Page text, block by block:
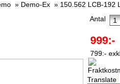
» Demo-Ex » 150.562 LCB-192
Antal
999:-
799:-